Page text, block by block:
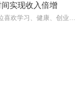
实现收入倍增